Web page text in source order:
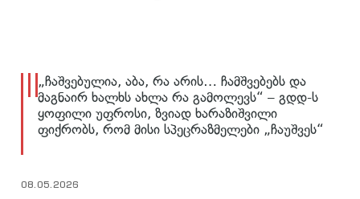
„ჩაშვებულია, აბა, რა არის… ჩამშვებებს და
მაგნაირ ხალხს ახლა რა გამოლევს“ – გდდ-ს
ყოფილი უფროსი, ზვიად ხარაზიშვილი
ფიქრობს, რომ მისი სპეცრაზმელები „ჩაუშვეს“
08.05.2026